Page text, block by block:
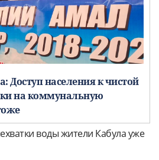
населения к чистой
на коммунальную
воды жители Кабула уже